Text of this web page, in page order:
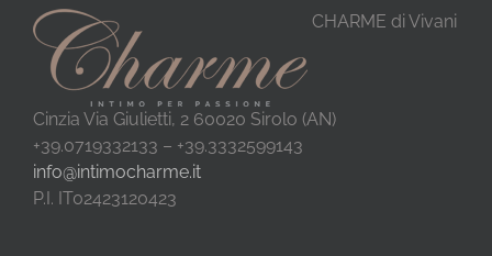
CHARME di Vivani
Cinzia Via Giulietti, 2 60020 Sirolo (AN)
+39.0719332133 – +39.3332599143
info@intimocharme.it
P.I. IT02423120423